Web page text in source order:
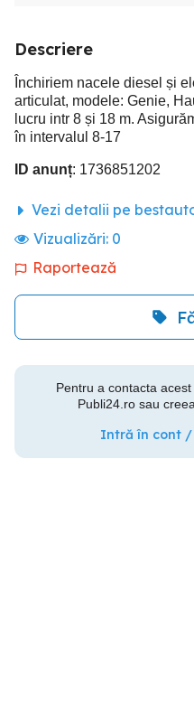
Descriere
Închiriem nacele diesel și
articulat, modele: Genie,
lucru intr 8 și 18 m.
în intervalul 8-17
ID anunț: 1736851202
Vezi detalii pe
Vizualizări: 0
Raportează
Pentru a contacta
Publi24.ro sau
Intră în cont